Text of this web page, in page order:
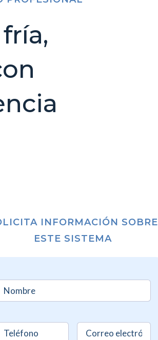
INFORMACIÓN SOBRE
ESTE SISTEMA
(Required)
(Required)
Sin
nombre